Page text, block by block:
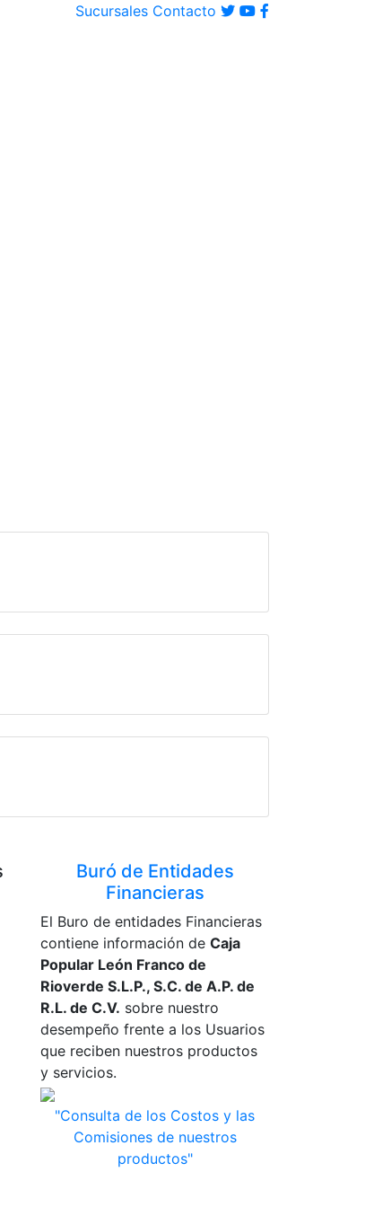
Sucursales Contacto
Buró de Entidades
Financieras
El Buro de entidades Financieras
contiene información de Caja
Popular León Franco de
Rioverde S.L.P., S.C. de A.P. de
R.L. de C.V. sobre nuestro
desempeño frente a los Usuarios
que reciben nuestros productos
y servicios.
"Consulta de los Costos y las
Comisiones de nuestros
productos"